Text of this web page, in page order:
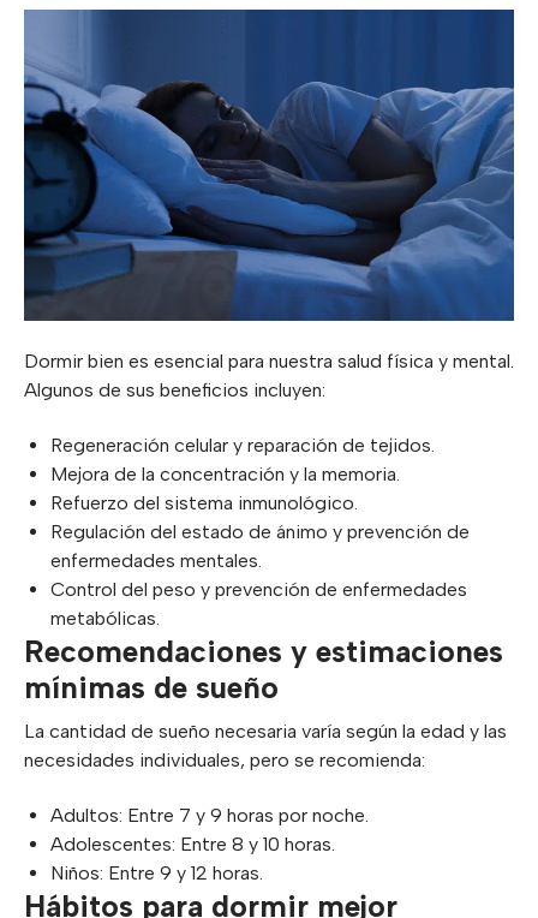
Dormir bien es esencial para nuestra salud física y mental.
Algunos de sus beneficios incluyen:
Regeneración celular y reparación de tejidos.
Mejora de la concentración y la memoria.
Refuerzo del sistema inmunológico.
Regulación del estado de ánimo y prevención de
enfermedades mentales.
Control del peso y prevención de enfermedades
metabólicas.
Recomendaciones y estimaciones
mínimas de sueño
La cantidad de sueño necesaria varía según la edad y las
necesidades individuales, pero se recomienda:
Adultos: Entre 7 y 9 horas por noche.
Adolescentes: Entre 8 y 10 horas.
Niños: Entre 9 y 12 horas.
Hábitos para dormir mejor